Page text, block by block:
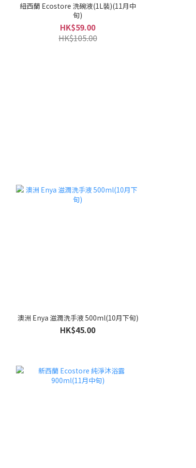
紐西蘭 Ecostore 洗碗液(1L裝)(11月中
旬)
HK$59.00
HK$105.00
澳洲 Enya 滋潤洗手液 500ml(10月下旬)
HK$45.00